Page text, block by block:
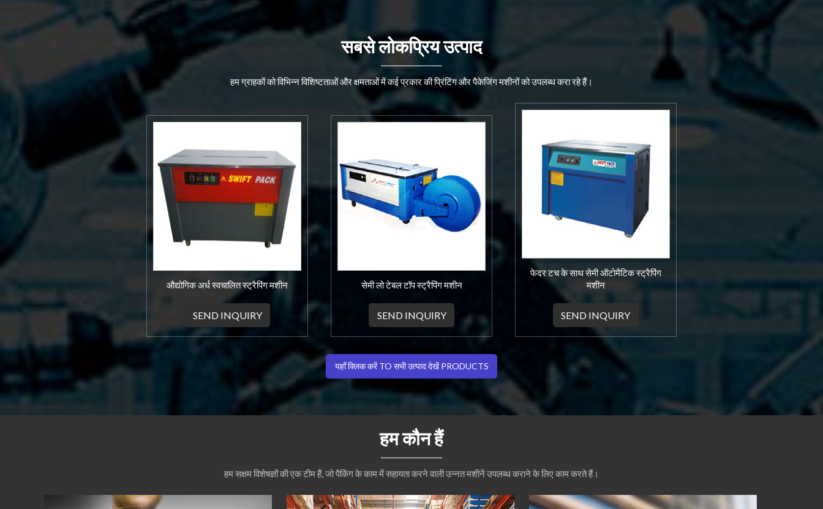
सबसे लोकप्रिय उत्पाद
हम ग्राहकों को विभिन्न विशिष्टताओं और क्षमताओं में कई प्रकार की प्रिंटिंग और पैकेजिंग मशीनों को उपलब्ध करा रहे हैं।
औद्योगिक अर्ध स्वचालित स्ट्रैपिंग मशीन
SEND INQUIRY
सेमी लो टेबल टॉप स्ट्रैपिंग मशीन
SEND INQUIRY
फेदर टच के साथ सेमी ऑटोमैटिक स्ट्रैपिंग
मशीन
SEND INQUIRY
यहाँ क्लिक करें TO सभी उत्पाद देखें PRODUCTS
हम कौन हैं
हम सक्षम विशेषज्ञों की एक टीम हैं, जो पैकिंग के काम में सहायता करने वाली उन्नत मशीनें उपलब्ध कराने के लिए काम करते हैं।